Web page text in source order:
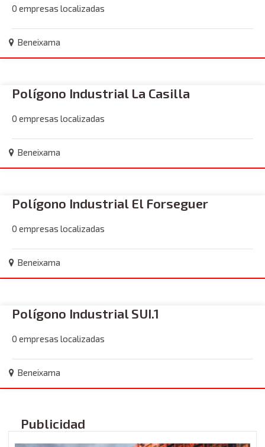
0 empresas localizadas
Beneixama
Polígono Industrial La Casilla
0 empresas localizadas
Beneixama
Polígono Industrial El Forseguer
0 empresas localizadas
Beneixama
Polígono Industrial SUI.1
0 empresas localizadas
Beneixama
Publicidad